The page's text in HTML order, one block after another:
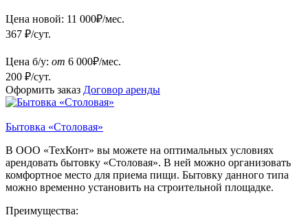
Цена новой: 11 000₽/мес.
367 ₽/сут.
Цена б/у: от 6 000₽/мес.
200 ₽/сут.
Оформить заказ Договор аренды
Бытовка «Столовая»
В ООО «ТехКонт» вы можете на оптимальных условиях
арендовать бытовку «Столовая». В ней можно организовать
комфортное место для приема пищи. Бытовку данного типа
можно временно установить на строительной площадке.
Преимущества: